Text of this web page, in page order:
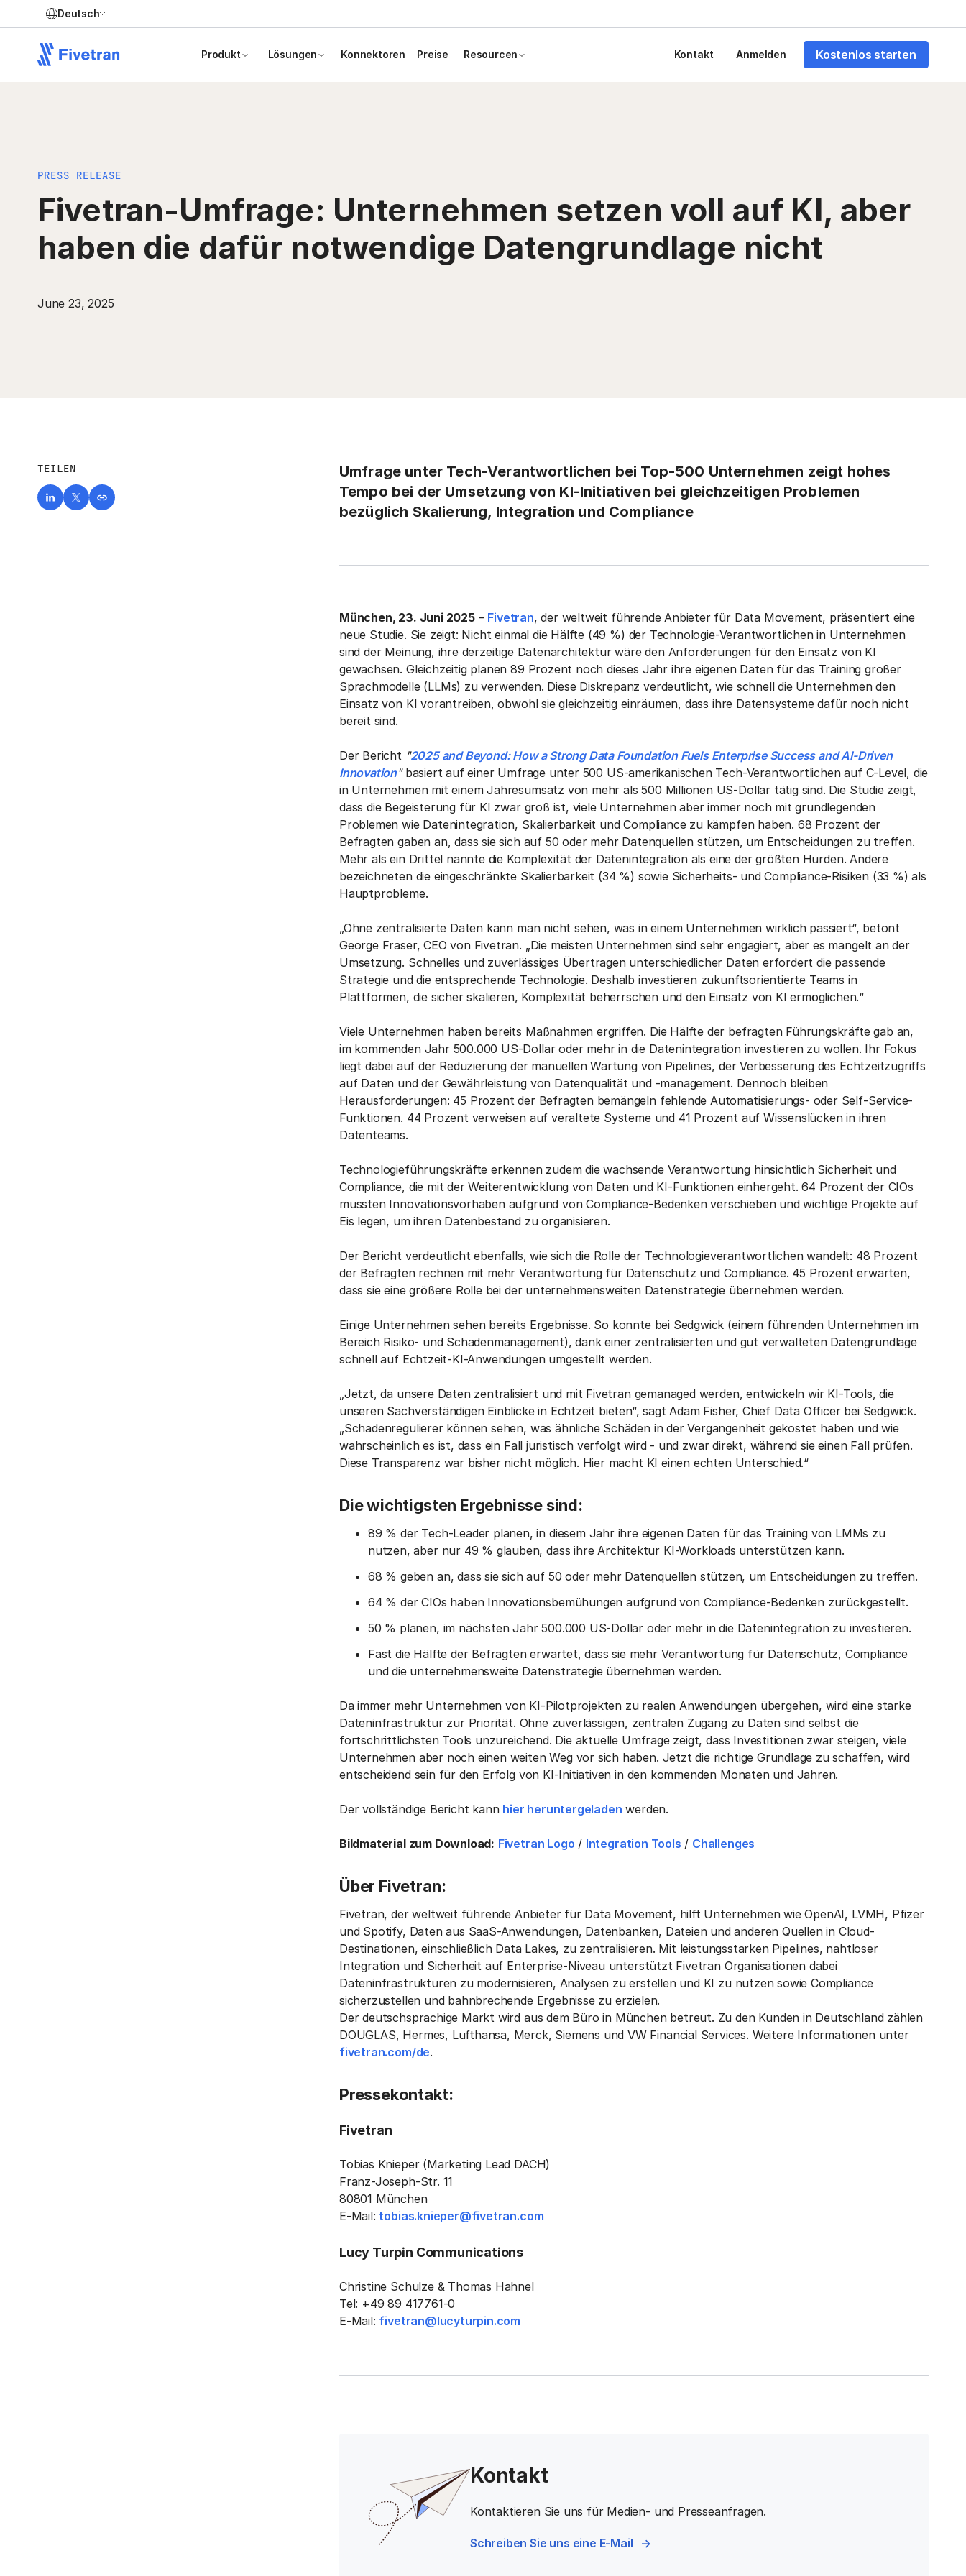
Deutsch
Produkt Lösungen Konnektoren Preise Resourcen Kontakt Anmelden Kostenlos starten
PRESS RELEASE
Fivetran-Umfrage: Unternehmen setzen voll auf KI, aber
haben die dafür notwendige Datengrundlage nicht
June 23, 2025
TEILEN
Umfrage unter Tech-Verantwortlichen bei Top-500 Unternehmen zeigt hohes
Tempo bei der Umsetzung von KI-Initiativen bei gleichzeitigen Problemen
bezüglich Skalierung, Integration und Compliance
München, 23. Juni 2025– Fivetran, der weltweit führende Anbieter für Data Movement, präsentiert eine
neue Studie. Sie zeigt: Nicht einmal die Hälfte (49 %) der Technologie-Verantwortlichen in Unternehmen
sind der Meinung, ihre derzeitige Datenarchitektur wäre den Anforderungen für den Einsatz von KI
gewachsen. Gleichzeitig planen 89 Prozent noch dieses Jahr ihre eigenen Daten für das Training großer
Sprachmodelle (LLMs) zu verwenden. Diese Diskrepanz verdeutlicht, wie schnell die Unternehmen den
Einsatz von KI vorantreiben, obwohl sie gleichzeitig einräumen, dass ihre Datensysteme dafür noch nicht
bereit sind.
Der Bericht "2025 and Beyond: How a Strong Data Foundation Fuels Enterprise Success and AI-Driven
Innovation"basiert auf einer Umfrage unter 500 US-amerikanischen Tech-Verantwortlichen auf C-Level, die
in Unternehmen mit einem Jahresumsatz von mehr als 500 Millionen US-Dollar tätig sind. Die Studie zeigt,
dass die Begeisterung für KI zwar groß ist, viele Unternehmen aber immer noch mit grundlegenden
Problemen wie Datenintegration, Skalierbarkeit und Compliance zu kämpfen haben. 68 Prozent der
Befragten gaben an, dass sie sich auf 50 oder mehr Datenquellen stützen, um Entscheidungen zu treffen.
Mehr als ein Drittel nannte die Komplexität der Datenintegration als eine der größten Hürden. Andere
bezeichneten die eingeschränkte Skalierbarkeit (34 %) sowie Sicherheits- und Compliance-Risiken (33 %) als
Hauptprobleme.
„Ohne zentralisierte Daten kann man nicht sehen, was in einem Unternehmen wirklich passiert“, betont
George Fraser, CEO von Fivetran. „Die meisten Unternehmen sind sehr engagiert, aber es mangelt an der
Umsetzung. Schnelles und zuverlässiges Übertragen unterschiedlicher Daten erfordert die passende
Strategie und die entsprechende Technologie. Deshalb investieren zukunftsorientierte Teams in
Plattformen, die sicher skalieren, Komplexität beherrschen und den Einsatz von KI ermöglichen.“
Viele Unternehmen haben bereits Maßnahmen ergriffen. Die Hälfte der befragten Führungskräfte gab an,
im kommenden Jahr 500.000 US-Dollar oder mehr in die Datenintegration investieren zu wollen. Ihr Fokus
liegt dabei auf der Reduzierung der manuellen Wartung von Pipelines, der Verbesserung des Echtzeitzugriffs
auf Daten und der Gewährleistung von Datenqualität und -management. Dennoch bleiben
Herausforderungen: 45 Prozent der Befragten bemängeln fehlende Automatisierungs- oder Self-Service-
Funktionen. 44 Prozent verweisen auf veraltete Systeme und 41 Prozent auf Wissenslücken in ihren
Datenteams.
Technologieführungskräfte erkennen zudem die wachsende Verantwortung hinsichtlich Sicherheit und
Compliance, die mit der Weiterentwicklung von Daten und KI-Funktionen einhergeht. 64 Prozent der CIOs
mussten Innovationsvorhaben aufgrund von Compliance-Bedenken verschieben und wichtige Projekte auf
Eis legen, um ihren Datenbestand zu organisieren.
Der Bericht verdeutlicht ebenfalls, wie sich die Rolle der Technologieverantwortlichen wandelt: 48 Prozent
der Befragten rechnen mit mehr Verantwortung für Datenschutz und Compliance. 45 Prozent erwarten,
dass sie eine größere Rolle bei der unternehmensweiten Datenstrategie übernehmen werden.
Einige Unternehmen sehen bereits Ergebnisse. So konnte bei Sedgwick (einem führenden Unternehmen im
Bereich Risiko- und Schadenmanagement), dank einer zentralisierten und gut verwalteten Datengrundlage
schnell auf Echtzeit-KI-Anwendungen umgestellt werden.
„Jetzt, da unsere Daten zentralisiert und mit Fivetran gemanaged werden, entwickeln wir KI-Tools, die
unseren Sachverständigen Einblicke in Echtzeit bieten“, sagt Adam Fisher, Chief Data Officer bei Sedgwick.
„Schadenregulierer können sehen, was ähnliche Schäden in der Vergangenheit gekostet haben und wie
wahrscheinlich es ist, dass ein Fall juristisch verfolgt wird - und zwar direkt, während sie einen Fall prüfen.
Diese Transparenz war bisher nicht möglich. Hier macht KI einen echten Unterschied.“
Die wichtigsten Ergebnisse sind:
89 % der Tech-Leader planen, in diesem Jahr ihre eigenen Daten für das Training von LMMs zu
nutzen, aber nur 49 % glauben, dass ihre Architektur KI-Workloads unterstützen kann.
68 % geben an, dass sie sich auf 50 oder mehr Datenquellen stützen, um Entscheidungen zu treffen.
64 % der CIOs haben Innovationsbemühungen aufgrund von Compliance-Bedenken zurückgestellt.
50 % planen, im nächsten Jahr 500.000 US-Dollar oder mehr in die Datenintegration zu investieren.
Fast die Hälfte der Befragten erwartet, dass sie mehr Verantwortung für Datenschutz, Compliance
und die unternehmensweite Datenstrategie übernehmen werden.
Da immer mehr Unternehmen von KI-Pilotprojekten zu realen Anwendungen übergehen, wird eine starke
Dateninfrastruktur zur Priorität. Ohne zuverlässigen, zentralen Zugang zu Daten sind selbst die
fortschrittlichsten Tools unzureichend. Die aktuelle Umfrage zeigt, dass Investitionen zwar steigen, viele
Unternehmen aber noch einen weiten Weg vor sich haben. Jetzt die richtige Grundlage zu schaffen, wird
entscheidend sein für den Erfolg von KI-Initiativen in den kommenden Monaten und Jahren.
Der vollständige Bericht kann hier heruntergeladen werden.
Bildmaterial zum Download: Fivetran Logo / Integration Tools / Challenges
Über Fivetran:
Fivetran, der weltweit führende Anbieter für Data Movement, hilft Unternehmen wie OpenAI, LVMH, Pfizer
und Spotify, Daten aus SaaS-Anwendungen, Datenbanken, Dateien und anderen Quellen in Cloud-
Destinationen, einschließlich Data Lakes, zu zentralisieren. Mit leistungsstarken Pipelines, nahtloser
Integration und Sicherheit auf Enterprise-Niveau unterstützt Fivetran Organisationen dabei
Dateninfrastrukturen zu modernisieren, Analysen zu erstellen und KI zu nutzen sowie Compliance
sicherzustellen und bahnbrechende Ergebnisse zu erzielen.
Der deutschsprachige Markt wird aus dem Büro in München betreut. Zu den Kunden in Deutschland zählen
DOUGLAS, Hermes, Lufthansa, Merck, Siemens und VW Financial Services. Weitere Informationen unter
fivetran.com/de.
Pressekontakt:
Fivetran
Tobias Knieper (Marketing Lead DACH)
Franz-Joseph-Str. 11
80801 München
E-Mail: tobias.knieper@fivetran.com
Lucy Turpin Communications
Christine Schulze & Thomas Hahnel
Tel: +49 89 417761-0
E-Mail: fivetran@lucyturpin.com
Kontakt
Kontaktieren Sie uns für Medien- und Presseanfragen.
Schreiben Sie uns eine E-Mail